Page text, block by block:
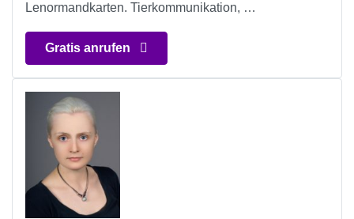
Lenormandkarten. Tierkommunikation, …
Gratis anrufen